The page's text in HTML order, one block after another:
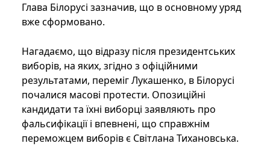
Глава Білорусі зазначив, що в основному уряд
вже сформовано.
Нагадаємо, що відразу після президентських
виборів, на яких, згідно з офіційними
результатами, переміг Лукашенко, в Білорусі
почалися масові протести. Опозиційні
кандидати та їхні виборці заявляють про
фальсифікації і впевнені, що справжнім
переможцем виборів є Світлана Тихановська.